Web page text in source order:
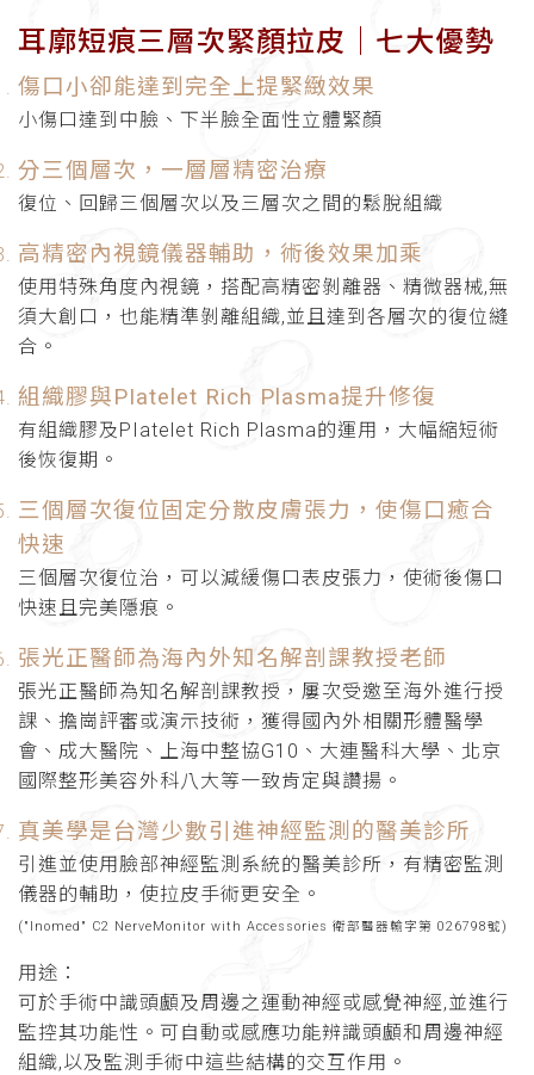
耳廓短痕三層次緊顏拉皮│七大優勢
傷口小卻能達到完全上提緊緻效果
小傷口達到中臉、下半臉全面性立體緊顏
分三個層次，一層層精密治療
復位、回歸三個層次以及三層次之間的鬆脫組織
高精密內視鏡儀器輔助，術後效果加乘
使用特殊角度內視鏡，搭配高精密剝離器、精微器械,無
須大創口，也能精準剝離組織,並且達到各層次的復位縫
合。
組織膠與PIatelet Rich Plasma提升修復
有組織膠及PIatelet Rich Plasma的運用，大幅縮短術
後恢復期。
三個層次復位固定分散皮膚張力，使傷口癒合
快速
三個層次復位治，可以減緩傷口表皮張力，使術後傷口
快速且完美隱痕。
張光正醫師為海內外知名解剖課教授老師
張光正醫師為知名解剖課教授，屢次受邀至海外進行授
課、擔崗評審或演示技術，獲得國內外相關形體醫學
會、成大醫院、上海中整協G10、大連醫科大學、北京
國際整形美容外科八大等一致肯定與讚揚。
真美學是台灣少數引進神經監測的醫美診所
引進並使用臉部神經監測系統的醫美診所，有精密監測
儀器的輔助，使拉皮手術更安全。
("Inomed" C2 NerveMonitor with Accessories 衛部醫器輸字第 026798號)
用途：
可於手術中識頭顱及周邊之運動神經或感覺神經,並進行
監控其功能性。可自動或感應功能辨識頭顱和周邊神經
組織,以及監測手術中這些結構的交互作用。